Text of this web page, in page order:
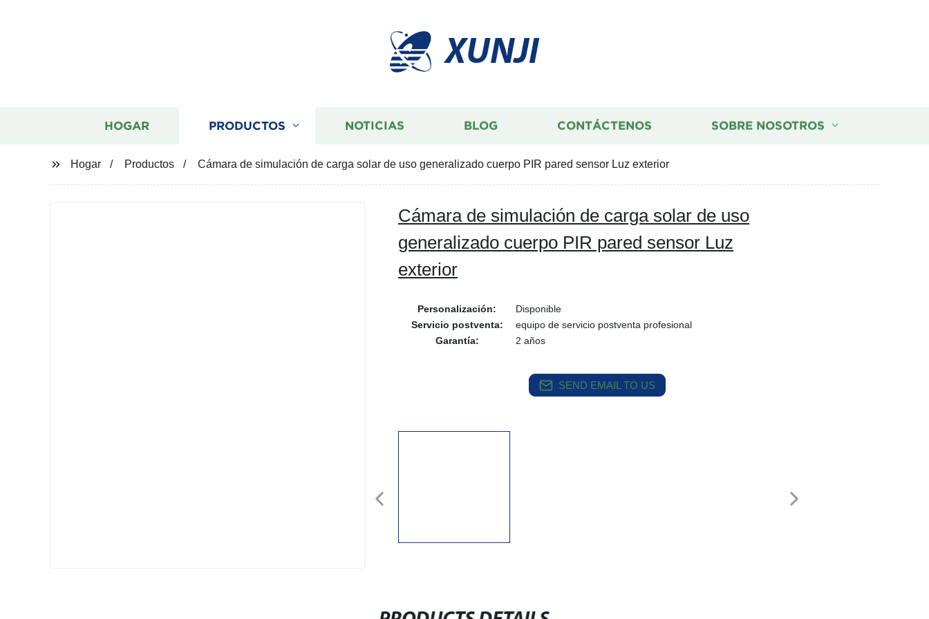
XUNJI
HOGAR PRODUCTOS NOTICIAS BLOG CONTÁCTENOS SOBRE NOSOTROS
Hogar Productos Cámara de simulación de carga solar de uso generalizado cuerpo PIR pared sensor Luz exterior
Cámara de simulación de carga solar de uso
generalizado cuerpo PIR pared sensor Luz
exterior
Personalización:
Disponible
Servicio postventa:
equipo de servicio postventa profesional
Garantía:
2 años
SEND EMAIL TO US